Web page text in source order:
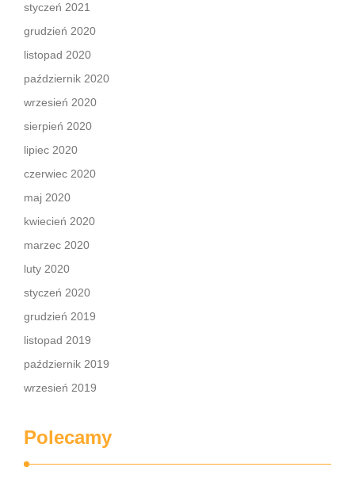
styczeń 2021
grudzień 2020
listopad 2020
październik 2020
wrzesień 2020
sierpień 2020
lipiec 2020
czerwiec 2020
maj 2020
kwiecień 2020
marzec 2020
luty 2020
styczeń 2020
grudzień 2019
listopad 2019
październik 2019
wrzesień 2019
Polecamy